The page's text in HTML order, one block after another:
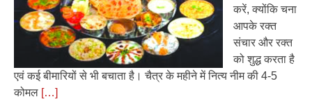
करें, क्योंकि चना
आपके रक्त
संचार और रक्त
को शुद्ध करता है
एवं कई बीमारियों से भी बचाता है। चैत्र के महीने में नित्य नीम की 4-5
कोमल […]